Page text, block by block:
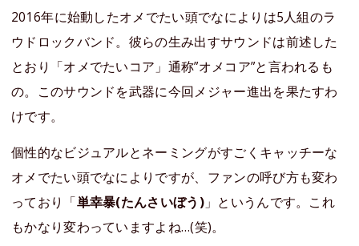
2016年に始動したオメでたい頭でなによりは5人組のラ
ウドロックバンド。彼らの生み出すサウンドは前述した
とおり「オメでたいコア」通称”オメコア”と言われるも
の。このサウンドを武器に今回メジャー進出を果たすわ
けです。
個性的なビジュアルとネーミングがすごくキャッチーな
オメでたい頭でなによりですが、ファンの呼び方も変わ
っており「単幸暴(たんさいぼう)」というんです。これ
もかなり変わっていますよね…(笑)。